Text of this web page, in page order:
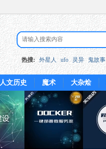
热搜: 外星人 ufo 灵异 鬼故事
人文历史 魔术 大杂烩